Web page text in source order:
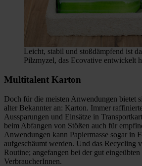
Leicht, stabil und stoßdämpfend ist
Pilzmyzel, das Ecovative entwickelt
Multitalent Karton
Doch für die meisten Anwendungen bietet
alter Bekannter an: Karton. Immer
Aussparungen und Einsätze in
beim Abfangen von Stößen auch für
Anwendungen kann Papiermasse sogar in
aufgeschäumt werden. Und das Recycling
Routine; angefangen bei der gut
VerbraucherInnen.